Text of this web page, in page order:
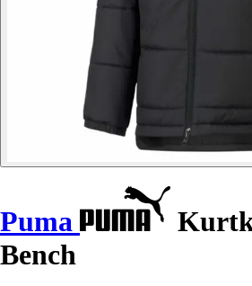
Puma
Bench